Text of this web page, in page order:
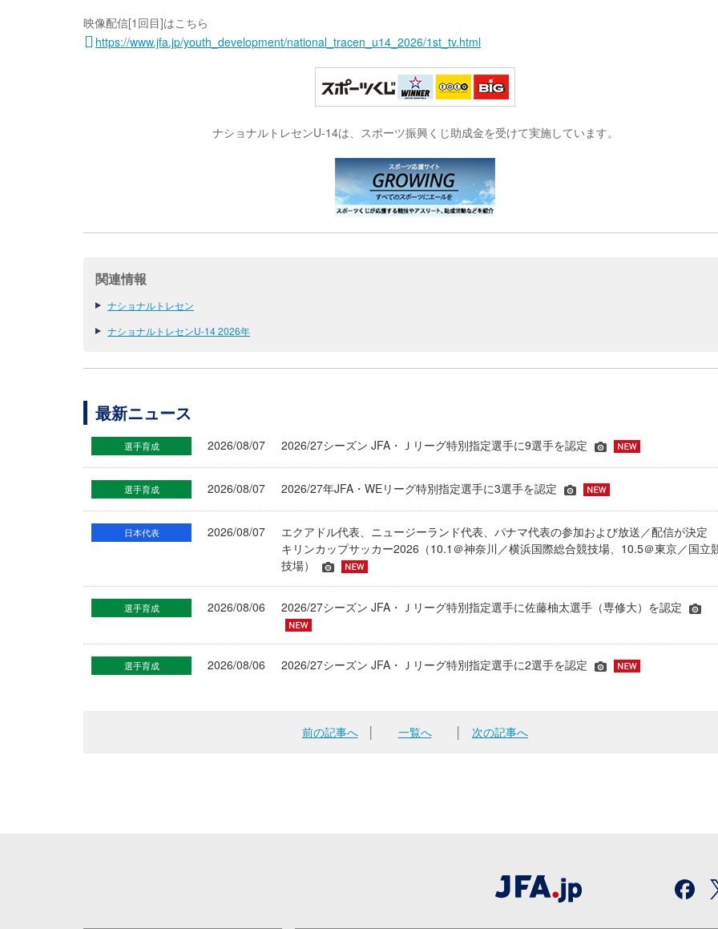
映像配信[1回目]はこちら
https://www.jfa.jp/youth_development/national_tracen_u14_2026/1st_tv.html
ナショナルトレセンU-14は、スポーツ振興くじ助成金を受けて実施しています。
関連情報
ナショナルトレセン
ナショナルトレセンU-14 2026年
最新ニュース
選手育成 2026/08/07 2026/27シーズン JFA・Ｊリーグ特別指定選手に9選手を認定
選手育成 2026/08/07 2026/27年JFA・WEリーグ特別指定選手に3選手を認定
日本代表 2026/08/07
エクアドル代表、ニュージーランド代表、パナマ代表の参加および放送／配信が決定
キリンカップサッカー2026（10.1＠神奈川／横浜国際総合競技場、10.5＠東京／国立
技場）
選手育成 2026/08/06 2026/27シーズン JFA・Ｊリーグ特別指定選手に佐藤柚太選手（専修大）を認定
選手育成 2026/08/06 2026/27シーズン JFA・Ｊリーグ特別指定選手に2選手を認定
前の記事へ│ 一覧へ 次の記事へ